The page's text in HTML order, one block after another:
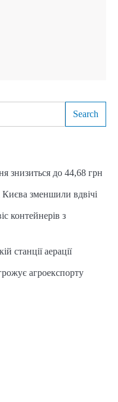
Search
знизиться до 44,68 грн
Києва зменшили вдвічі
контейнерів з
станції аерації
агроекспорту